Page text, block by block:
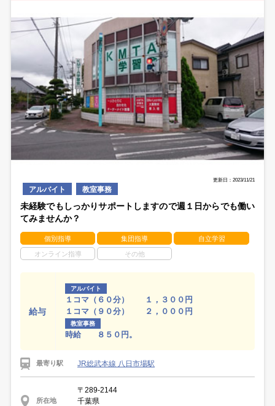
更新日：2023/11/21
アルバイト 教室事務
未経験でもしっかりサポートしますので週１日からでも働い
てみませんか？
個別指導 集団指導 自立学習
オンライン指導 その他
給与
アルバイト
１コマ（６０分） １，３００円
１コマ（９０分） ２，０００円
教室事務
時給 ８５０円。
最寄り駅 JR総武本線 八日市場駅
所在地
〒289-2144
千葉県